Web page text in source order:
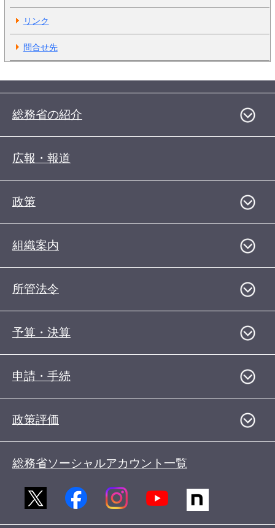
リンク
問合せ先
総務省の紹介
広報・報道
政策
組織案内
所管法令
予算・決算
申請・手続
政策評価
総務省ソーシャルアカウント一覧